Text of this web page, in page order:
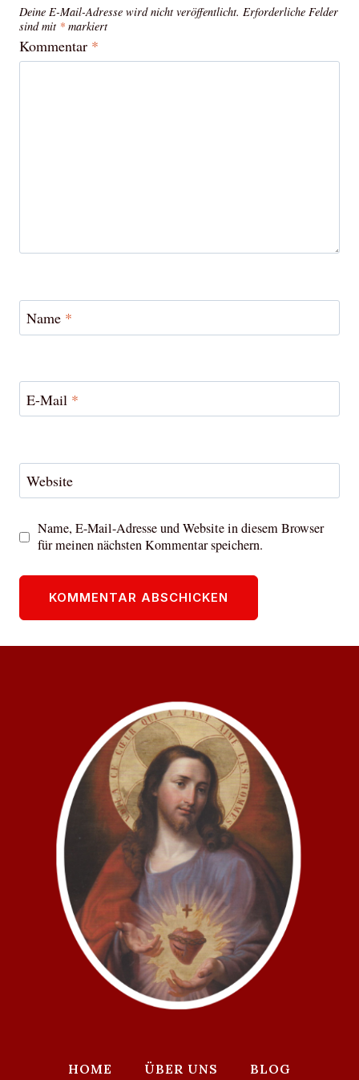
Deine E-Mail-Adresse wird nicht veröffentlicht. Erforderliche Felder
sind mit * markiert
Kommentar *
Name *
E-Mail *
Website
Name, E-Mail-Adresse und Website in diesem Browser
für meinen nächsten Kommentar speichern.
HOME ÜBER UNS BLOG